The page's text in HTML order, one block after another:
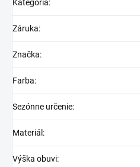
Kategória:
Záruka:
Značka:
Farba:
Sezónne určenie:
Materiál :
Výška obuvi: